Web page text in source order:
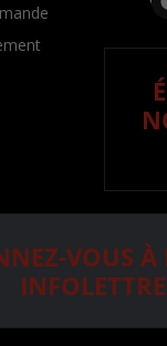
VOUS À
INFOLETTRE